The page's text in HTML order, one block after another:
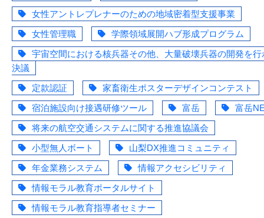
女性アントレプレナーのための地域密着型支援事業
女性管理職
学際領域展開ハブ形成プログラム
宇宙空間における核兵器その他、大量破壊兵器の開発を行
決議
定款認証
家畜衛生ポスターデザインコンテスト
宿泊施設向け接遇研修ツール
富岳
富岳
将来の航空交通システムに関する推進協議会
小型無人ボート
山梨DX推進コミュニティ
年金業務システム
情報アクセシビリティ
情報モラル教育ポータルサイト
情報モラル教育指導者セミナー